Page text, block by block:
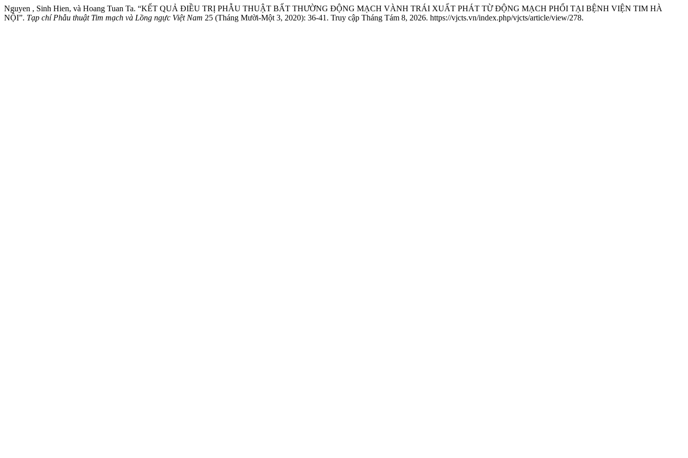
Nguyen , Sinh Hien, và Hoang Tuan Ta. “KẾT QUẢ ĐIỀU TRỊ PHẪU THUẬT BẤT THƯỜNG ĐỘNG MẠCH VÀNH TRÁI XUẤT PHÁT TỪ ĐỘNG MẠCH PHỔI TẠI BỆNH VIỆN TIM HÀ
NỘI”. Tạp chí Phẫu thuật Tim mạch và Lồng ngực Việt Nam 25 (Tháng Mười-Một 3, 2020): 36-41. Truy cập Tháng Tám 8, 2026. https://vjcts.vn/index.php/vjcts/article/view/278.